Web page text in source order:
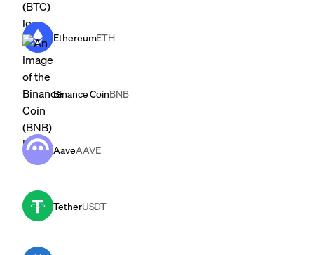
EthereumETH
Binance CoinBNB
AaveAAVE
TetherUSDT